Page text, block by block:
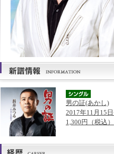
男の証(あかし)
2017年11月15
1,300円（税込）